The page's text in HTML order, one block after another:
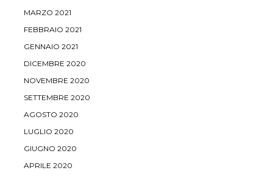
MARZO 2021
FEBBRAIO 2021
GENNAIO 2021
DICEMBRE 2020
NOVEMBRE 2020
SETTEMBRE 2020
AGOSTO 2020
LUGLIO 2020
GIUGNO 2020
APRILE 2020